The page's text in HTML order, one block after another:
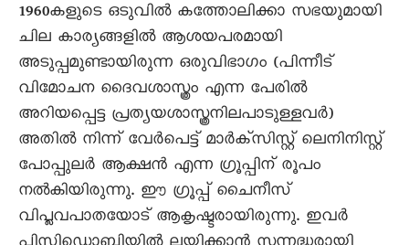
1960കളുടെ ഒടുവില്‍ കത്തോലിക്കാ സഭയുമായി
ചില കാര്യങ്ങളില്‍ ആശയപരമായി
അടുപ്പമുണ്ടായിരുന്ന ഒരുവിഭാഗം (പിന്നീട്
വിമോചന ദൈവശാസ്ത്രം എന്ന പേരില്‍
അറിയപ്പെട്ട പ്രത്യയശാസ്ത്രനിലപാടുള്ളവര്‍)
അതില്‍ നിന്ന് വേര്‍പെട്ട് മാര്‍ക്സിസ്റ്റ് ലെനിനിസ്റ്റ്
പോപ്പുലര്‍ ആക്ഷന്‍ എന്ന ഗ്രൂപ്പിന് രൂപം
നല്‍കിയിരുന്നു. ഈ ഗ്രൂപ്പ് ചൈനീസ്
വിപ്ലവപാതയോട് ആകൃഷ്ടരായിരുന്നു. ഇവര്‍